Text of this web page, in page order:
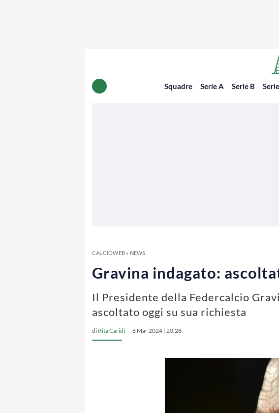
Squadre Serie A Serie B
CALCIOWEB» NEWS
Gravina indagato:
Il Presidente della Federcalcio
ascoltato oggi su sua richiesta
di Rita Caridi 6 Mar 2024 | 20:28